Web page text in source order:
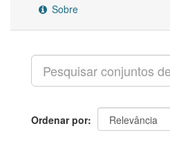
Sobre
Ordenar por